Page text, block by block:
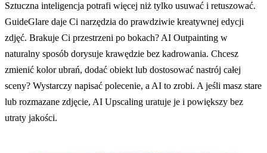
Sztuczna inteligencja potrafi więcej niż tylko usuwać i retuszować.
GuideGlare daje Ci narzędzia do prawdziwie kreatywnej edycji
zdjęć. Brakuje Ci przestrzeni po bokach? AI Outpainting w
naturalny sposób dorysuje krawędzie bez kadrowania. Chcesz
zmienić kolor ubrań, dodać obiekt lub dostosować nastrój całej
sceny? Wystarczy napisać polecenie, a AI to zrobi. A jeśli masz stare
lub rozmazane zdjęcie, AI Upscaling uratuje je i powiększy bez
utraty jakości.